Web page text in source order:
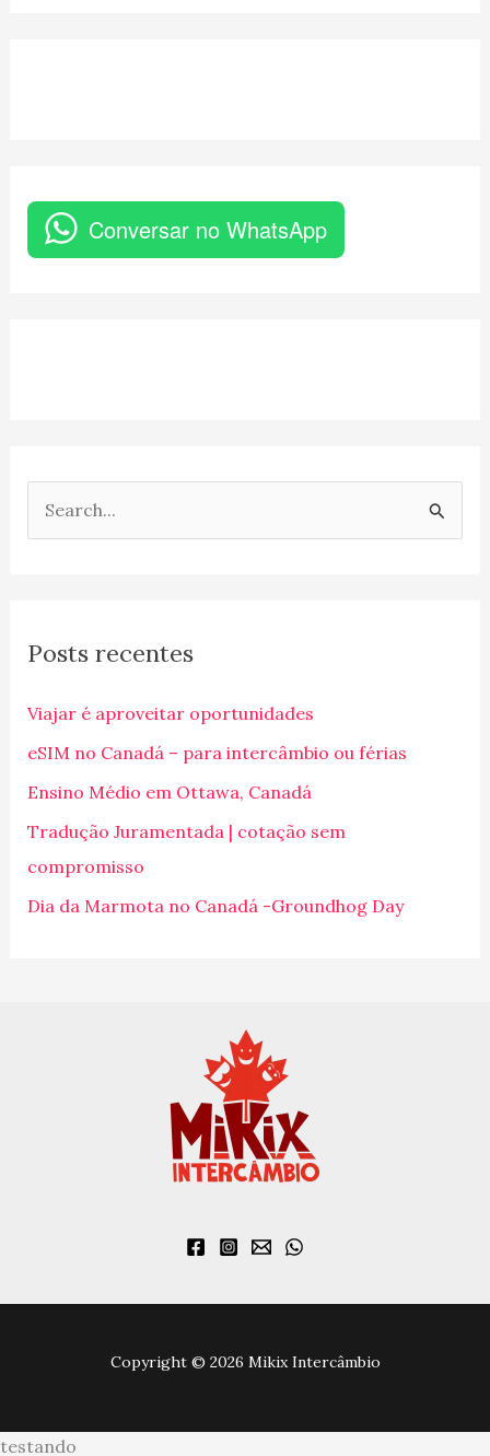
Conversar no WhatsApp
u
s
a
r
p
o
r
Posts recentes
Viajar é aproveitar oportunidades
eSIM no Canadá – para intercâmbio ou férias
Ensino Médio em Ottawa, Canadá
Tradução Juramentada | cotação sem
compromisso
Dia da Marmota no Canadá -Groundhog Day
Copyright © 2026 Mikix Intercâmbio
testando